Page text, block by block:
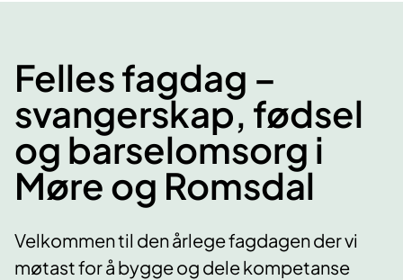
Felles fagdag –
svangerskap, fødsel
og barselomsorg i
Møre og Romsdal
Velkommen til den årlege fagdagen der vi
møtast for å bygge og dele kompetanse